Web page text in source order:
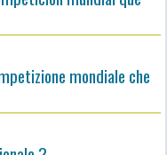
mondiale che